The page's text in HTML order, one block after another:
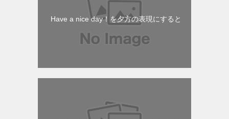
Have a nice day！を夕方の表現にすると